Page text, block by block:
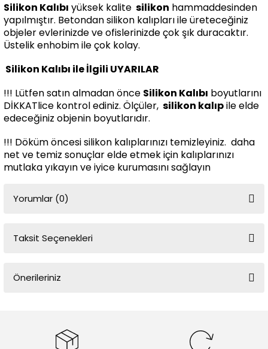
Silikon Kalıbı yüksek kalite silikon hammaddesinden
yapılmıştır. Betondan silikon kalıpları ile üreteceğiniz
objeler evlerinizde ve ofislerinizde çok şık duracaktır.
Üstelik enhobim ile çok kolay.
Silikon Kalıbı ile İlgili UYARILAR
!!! Lütfen satın almadan önce Silikon Kalıbı boyutlarını
DİKKATlice kontrol ediniz. Ölçüler, silikon kalıpile elde
edeceğiniz objenin boyutlarıdır.
!!! Döküm öncesi silikon kalıplarınızı temizleyiniz. daha
net ve temiz sonuçlar elde etmek için kalıplarınızı
mutlaka yıkayın ve iyice kurumasını sağlayın
Yorumlar (0)
Taksit Seçenekleri
Önerileriniz
tarafımıza iletebilirsiniz.
Görüş ve önerileriniz için teşekkür ederiz.